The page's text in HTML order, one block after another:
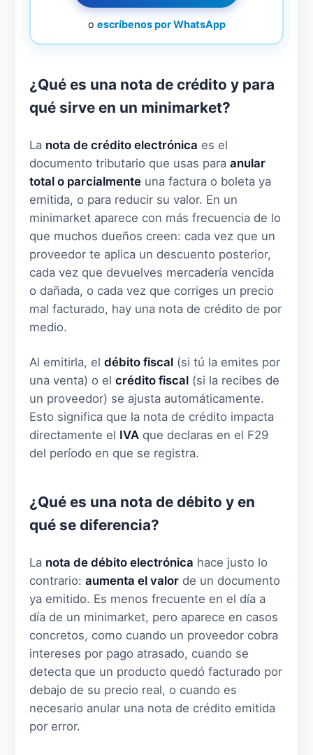
o escríbenos por WhatsApp
¿Qué es una nota de crédito y para
qué sirve en un minimarket?
La nota de crédito electrónica es el
documento tributario que usas paraanular
total o parcialmente una factura o boleta ya
emitida, o para reducir su valor. En un
minimarket aparece con más frecuencia de lo
que muchos dueños creen: cada vez que un
proveedor te aplica un descuento posterior,
cada vez que devuelves mercadería vencida
o dañada, o cada vez que corriges un precio
mal facturado, hay una nota de crédito de por
medio.
Al emitirla, eldébito fiscal (si tú la emites por
una venta) o elcrédito fiscal (si la recibes de
un proveedor) se ajusta automáticamente.
Esto significa que la nota de crédito impacta
directamente el IVA que declaras en el F29
del período en que se registra.
¿Qué es una nota de débito y en
qué se diferencia?
La nota de débito electrónica hace justo lo
contrario:aumenta el valor de un documento
ya emitido. Es menos frecuente en el día a
día de un minimarket, pero aparece en casos
concretos, como cuando un proveedor cobra
intereses por pago atrasado, cuando se
detecta que un producto quedó facturado por
debajo de su precio real, o cuando es
necesario anular una nota de crédito emitida
por error.